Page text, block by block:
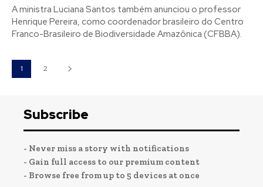
A ministra Luciana Santos também anunciou o professor
Henrique Pereira, como coordenador brasileiro do Centro
Franco-Brasileiro de Biodiversidade Amazônica (CFBBA).
1 2
Subscribe
- Never miss a story with notifications
- Gain full access to our premium content
- Browse free from up to 5 devices at once